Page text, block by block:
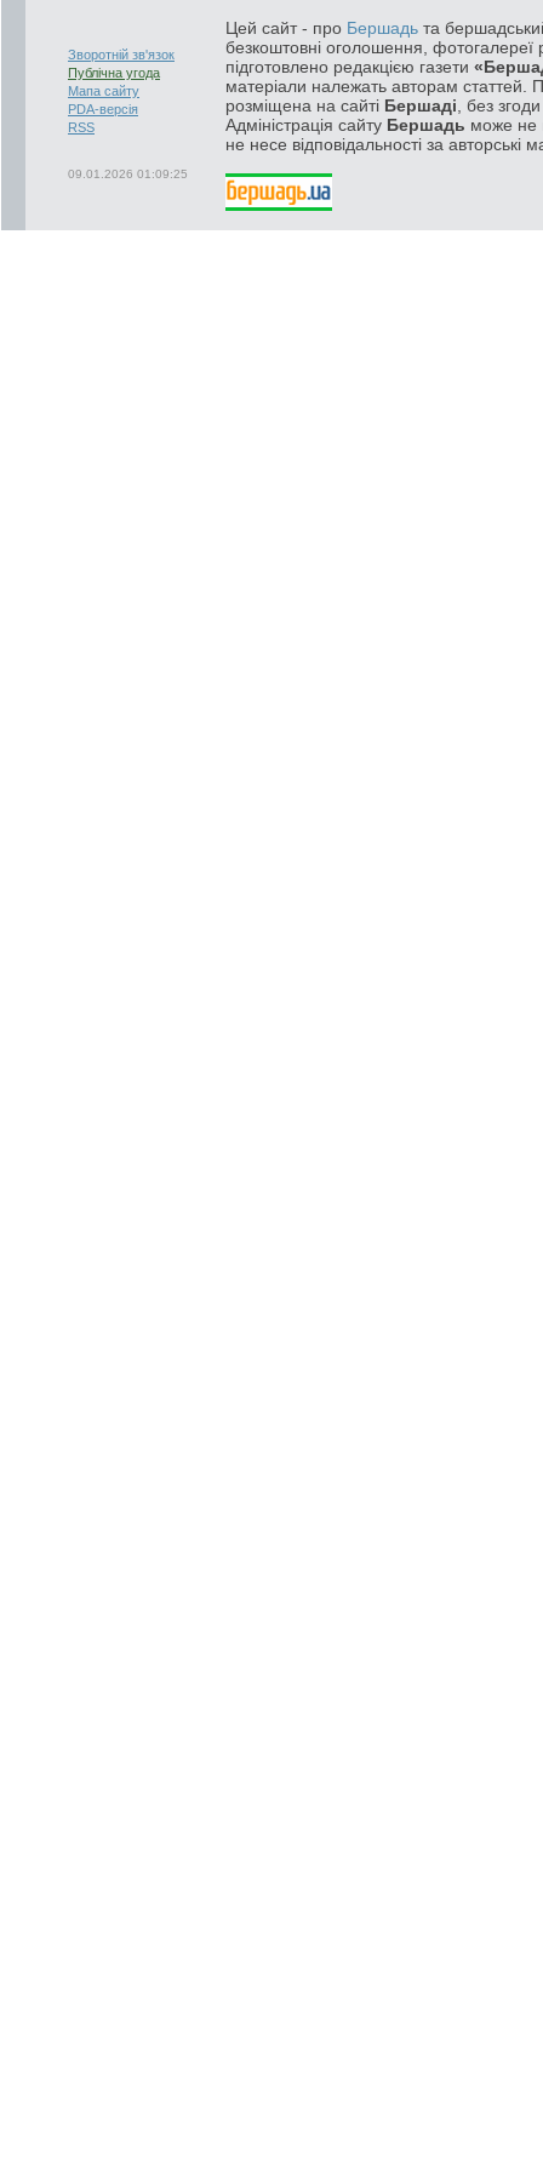
Зворотній зв'язок
Публічна угода
Мапа сайту
PDA-версія
RSS
09.01.2026 01:09:25
Цей сайт - про Бершадь та
безкоштовні оголошення, фотогалереї
підготовлено редакцією газети
матеріали належать авторам статтей.
розміщена на сайті Бершаді , без
Адміністрація сайту Бершадь може не
не несе відповідальності за авторські